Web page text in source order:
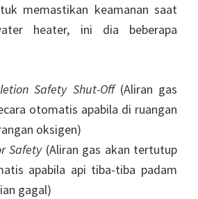
memastikan keamanan saat
heater, ini dia beberapa
Safety Shut-Off(Aliran gas
otomatis apabila di ruangan
oksigen)
Safety(Aliran gas akan tertutup
apabila api tiba-tiba padam
gagal)